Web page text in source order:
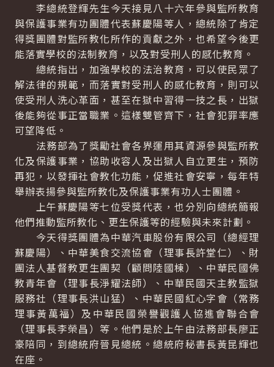
李總統登輝先生今天接見八十六年參與監所教育
與保護事業有功團體代表蘇慶陽等人，總統除了肯定
得獎團體對監所教化所作的貢獻之外，也希望今後更
能落實學校的法制教育，以及對受刑人的感化教育。
總統指出，加強學校的法治教育，可以使民眾了
解法律的規範，而落實對受刑人的感化教育，則可以
使受刑人洗心革面，甚至在獄中習得一技之長，出獄
後能夠從事正當職業。這樣雙管齊下，社會犯罪率應
可望降低。
法務部為了獎勵社會各界運用其資源參與監所教
化及保護事業，協助收容人及出獄人自立更生，預防
再犯，以發揮社會教化功能，促進社會安寧，每年特
舉辦表揚參與監所教化及保護事業有功人士團體。
上午蘇慶陽等七位受獎代表，也分別向總統簡報
他們推動監所教化、更生保護等的經驗與未來計劃。
今天得獎團體為中華汽車股份有限公司（總經理
蘇慶陽）、中華美食交流協會（理事長許堂仁）、財
團法人基督教更生團契（顧問陸國棟）、中華民國佛
教青年會（理事長淨耀法師）、中華民國天主教監獄
服務社（理事長洪山猛）、中華民國紅心字會（常務
理事黃萬福）及中華民國榮譽觀護人協進會聯合會
（理事長李榮昌）等。他們是於上午由法務部長廖正
豪陪同，到總統府晉見總統。總統府秘書長黃昆輝也
在座。